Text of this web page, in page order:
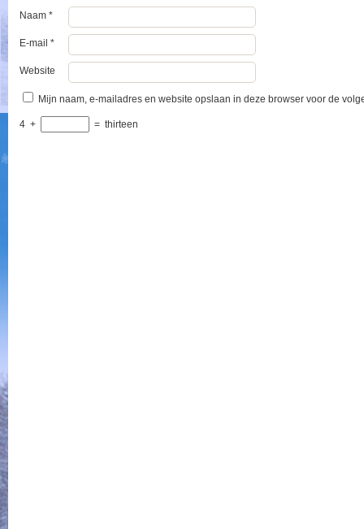
Naam*
E-mail*
Website
Mijn naam, e-mailadres en website opslaan in deze browser voor de
4 + = thirteen